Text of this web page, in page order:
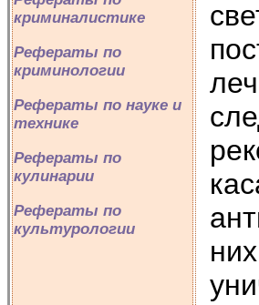
криминалистике
Рефераты по
криминологии
Рефераты по науке и
технике
Рефераты по
кулинарии
Рефераты по
культурологии